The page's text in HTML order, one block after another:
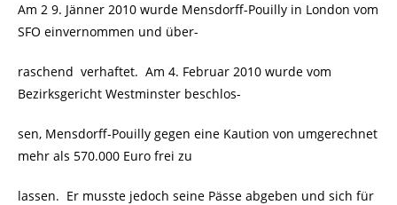
Am 2 9. Jänner 2010 wurde Mensdorff-Pouilly in London vom
SFO einvernommen und über-
raschend verhaftet. Am 4. Februar 2010 wurde vom
Bezirksgericht Westminster beschlos-
sen, Mensdorff-Pouilly gegen eine Kaution von umgerechnet
mehr als 570.000 Euro frei zu
lassen. Er musste jedoch seine Pässe abgeben und sich für